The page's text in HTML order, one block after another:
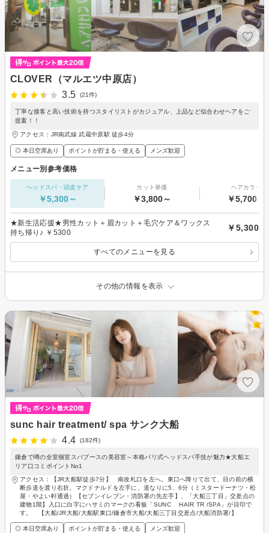
CLOVER（マルエツ中原店）
3.5
(21件)
丁寧な接客と高い技術を持つスタイリストがカジュアル、上品など似合わせヘアをご
提案！！
アクセス：JR南武線 武蔵中原駅 徒歩4分
◎ 本日空席あり ポイントが貯まる・使える メンズ歓迎
メニュー別参考価格
ヘッドスパ・頭皮ケア
￥5,300～
カット単価
￥3,800～
ヘアカラー
￥5,700～
★新生活応援★男性カット＋眉カット＋毛穴ケア＆ワックス
持ち帰り♪ ￥5300
￥5,300
すべてのメニューを見る
その他の情報を表示
sunc hair treatment/ spa サンク大船
4.4
(182件)
鎌倉で噂の全室個室スパブースの美容室～本格バリ式ヘッドスパ手技が魅力★大船エ
リア口コミポイントNo1
アクセス：【JR大船駅徒歩7分】 南改札口を左へ。東口へ降りて出て、目の前の横
断歩道を渡り右折。マクドナルドを左手に、道なりに5、6分（ミスタードーナツ・松
屋・やよい軒通過）【セブンイレブン・消防署の先左手】、「大船三丁目」交差点の
建物1階】入口に白字にハサミのマークの看板「SUNC HAIR TR /SPA」が目印で
す。 【大船/JR大船/大船駅東口/鎌倉市大船/大船三丁目交差点/大船消防署/】
◎ 本日空席あり ポイントが貯まる・使える メンズ歓迎